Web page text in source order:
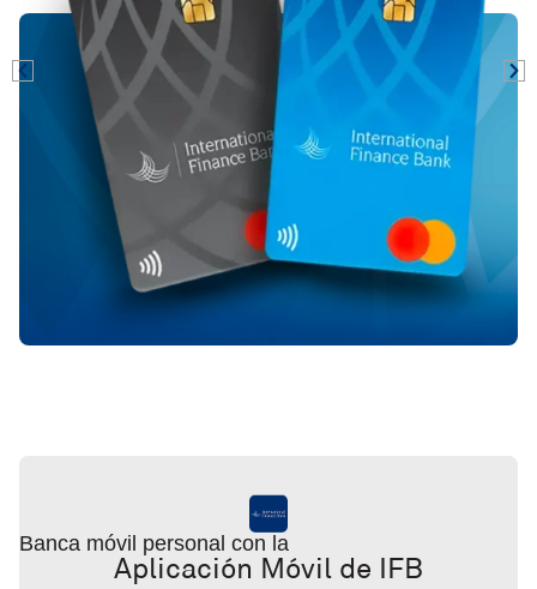
Banca móvil personal con la
Aplicación Móvil de IFB